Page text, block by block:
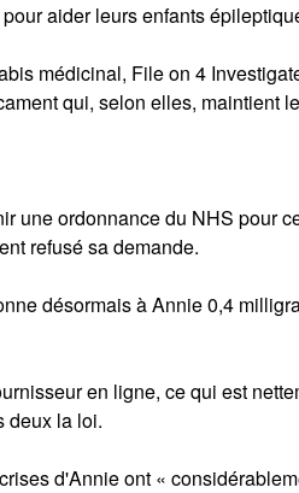
aider leurs enfants
médicinal, File on 4
qui, selon elles, maintient
une ordonnance du NHS pour
refusé sa demande.
désormais à Annie 0,4
en ligne, ce qui est
deux la loi.
d'Annie ont «